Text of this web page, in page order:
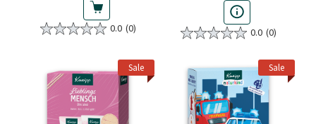
0.0 (0) 0.0 (0)
Sale Sale